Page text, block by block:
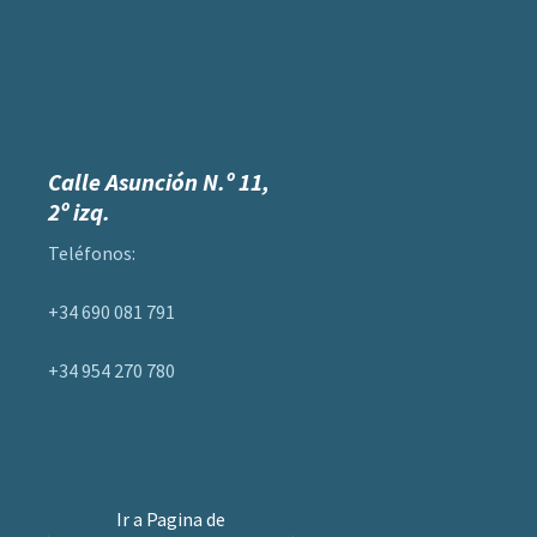
Calle Asunción N.º 11,
2º izq.
Teléfonos:
+34 690 081 791
+34 954 270 780
Ir a Pagina de